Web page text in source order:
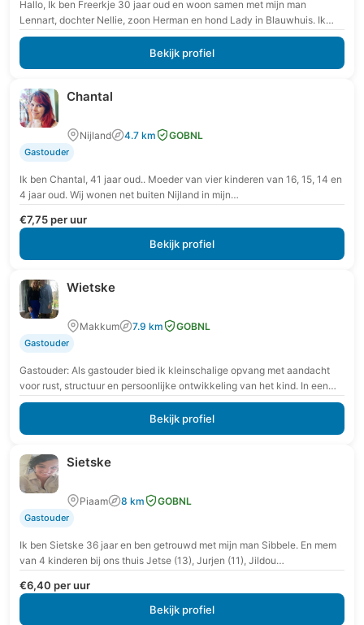
Hallo, Ik ben Freerkje 30 jaar oud en woon samen met mijn man
Lennart, dochter Nellie, zoon Herman en hond Lady in Blauwhuis. Ik
pas…
Bekijk profiel
Chantal
Nijland 4.7 km GOBNL
Gastouder
Ik ben Chantal, 41 jaar oud.. Moeder van vier kinderen van 16, 15, 14 en
4 jaar oud. Wij wonen net buiten Nijland in mijn…
€7,75 per uur
Bekijk profiel
Wietske
Makkum 7.9 km GOBNL
Gastouder
Gastouder: Als gastouder bied ik kleinschalige opvang met aandacht
voor rust, structuur en persoonlijke ontwikkeling van het kind. In een
veilige en vertrouwde omgeving krijgt…
Bekijk profiel
Sietske
Piaam 8 km GOBNL
Gastouder
Ik ben Sietske 36 jaar en ben getrouwd met mijn man Sibbele. En mem
van 4 kinderen bij ons thuis Jetse (13), Jurjen (11), Jildou…
€6,40 per uur
Bekijk profiel